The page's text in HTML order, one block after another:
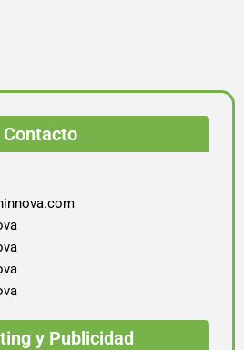
Contacto
y Publicidad